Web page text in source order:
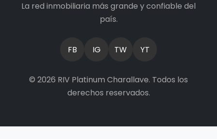
La red inmobiliaria más grande y confiable del
país.
FB IG TW YT
© 2026 RIV Platinum Charallave. Todos los
derechos reservados.